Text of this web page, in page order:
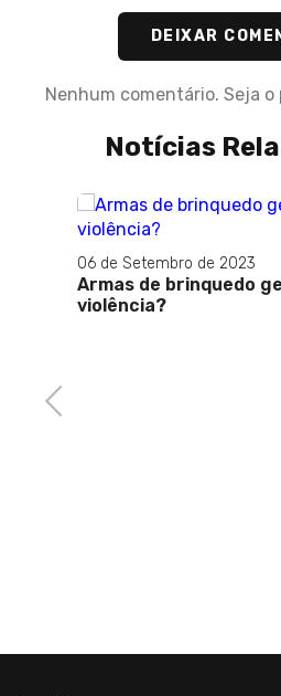
DEIXAR
Nenhum comentário. Seja
Notícias
Previous
06 de Setembro de 2023
Armas de brinquedo
violência?